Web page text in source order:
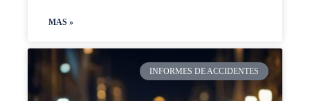
MAS »
INFORMES DE ACCIDENTES